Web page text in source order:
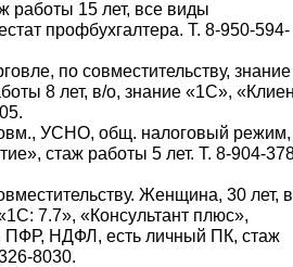
работы 15 лет, все виды
профбухгалтера. Т. 8-950-594-
по совместительству, знание
8 лет, в/о, знание «1С»,
УСНО, общ. налоговый режим,
стаж работы 5 лет. Т. 8-904-
Женщина, 30 лет,
7.7», «Консультант плюс»,
ПФР, НДФЛ, есть личный ПК, стаж
8030.